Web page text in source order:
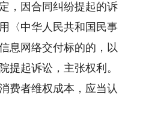
，因合同纠纷提起的诉
〈中华人民共和国民事
息网络交付标的的，以
提起诉讼，主张权利。
费者维权成本，应当认